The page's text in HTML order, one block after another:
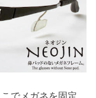
でメガネを固定